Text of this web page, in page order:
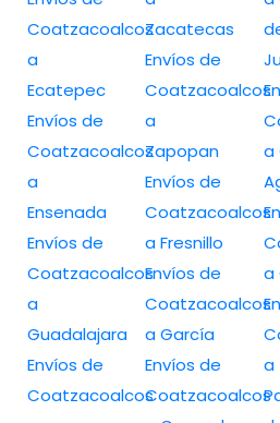
Coatzacoalcos
a
Ecatepec
Envíos de
Coatzacoalcos
a
Ensenada
Envíos de
Coatzacoalcos
a
Guadalajara
Envíos de
Coatzacoalcos
Zacatecas
Envíos de
Coatzacoalcos
a
Zapopan
Envíos de
Coatzacoalcos
a Fresnillo
Envíos de
Coatzacoalcos
a García
Envíos de
Coatzacoalcos
a
a
a